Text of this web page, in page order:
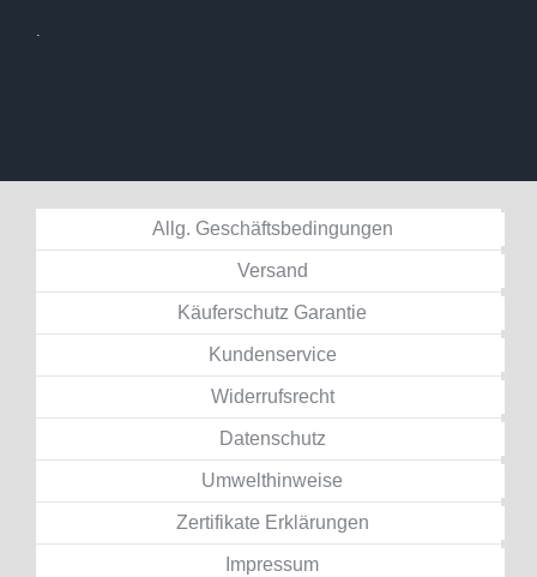
.
Allg. Geschäftsbedingungen
Versand
Käuferschutz Garantie
Kundenservice
Widerrufsrecht
Datenschutz
Umwelthinweise
Zertifikate Erklärungen
Impressum